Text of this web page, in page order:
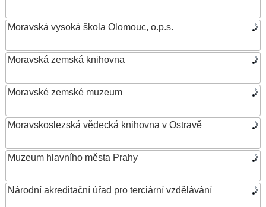
Moravská vysoká škola Olomouc, o.p.s.
Moravská zemská knihovna
Moravské zemské muzeum
Moravskoslezská vědecká knihovna v Ostravě
Muzeum hlavního města Prahy
Národní akreditační úřad pro terciární vzdělávání